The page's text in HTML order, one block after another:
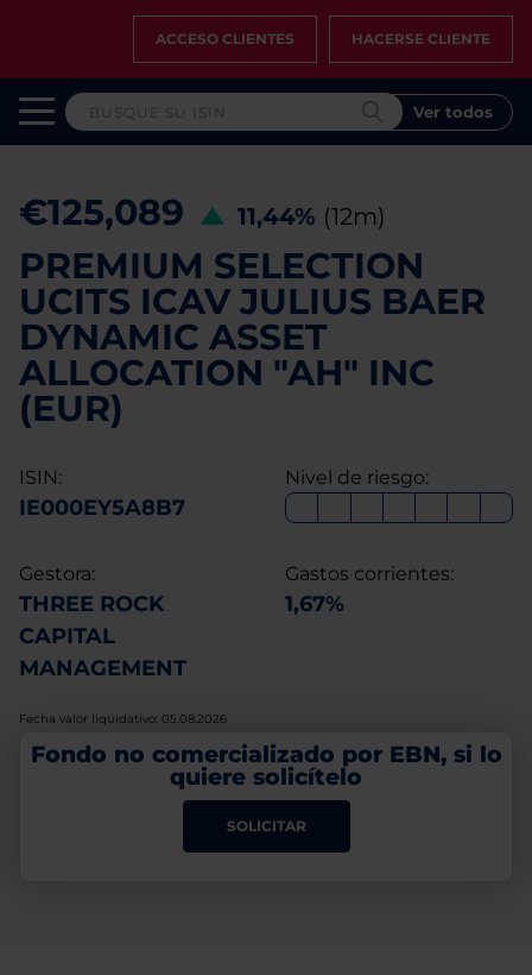
ACCESO CLIENTES HACERSE CLIENTE
Ver todos
€125,089 11,44% (12m)
PREMIUM SELECTION
UCITS ICAV JULIUS BAER
DYNAMIC ASSET
ALLOCATION "AH" INC
(EUR)
ISIN:
IE000EY5A8B7
Nivel de riesgo:
Gestora:
THREE ROCK
CAPITAL
MANAGEMENT
Gastos corrientes:
1,67%
Fecha valor liquidativo: 05.08.2026
Fondo no comercializado por EBN, si lo
quiere solicítelo
SOLICITAR